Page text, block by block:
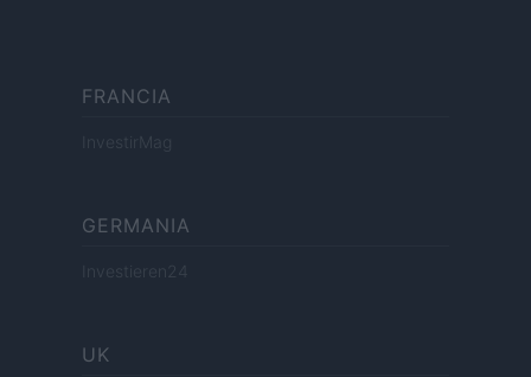
FRANCIA
InvestirMag
GERMANIA
Investieren24
UK